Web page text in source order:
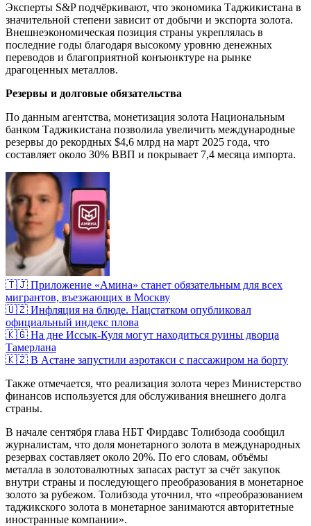
Эксперты S&P подчёркивают, что экономика Таджикистана в
значительной степени зависит от добычи и экспорта золота.
Внешнеэкономическая позиция страны укреплялась в
последние годы благодаря высокому уровню денежных
переводов и благоприятной конъюнктуре на рынке
драгоценных металлов.
Резервы и долговые обязательства
По данным агентства, монетизация золота Национальным
банком Таджикистана позволила увеличить международные
резервы до рекордных $4,6 млрд на март 2025 года, что
составляет около 30% ВВП и покрывает 7,4 месяца импорта.
🇹🇯 Приложение «Амина» станет обязательным для всех
мигрантов, въезжающих в Москву
🇺🇿 Инфляция на блюде. Нацстатком опубликовал
официальный индекс плова
🇰🇬 На дне Иссык-Куля могут находиться руины дворца
Тамерлана
🇰🇿 В Астане запустили аэротакси с пассажиром на борту
Также отмечается, что реализация золота через Министерство
финансов используется для обслуживания внешнего долга
страны.
В начале сентября глава НБТ Фирдавс Толибзода сообщил
журналистам, что доля монетарного золота в международных
резервах составляет около 20%. По его словам, объёмы
металла в золотовалютных запасах растут за счёт закупок
внутри страны и последующего преобразования в монетарное
золото за рубежом. Толибзода уточнил, что «преобразованием
таджикского золота в монетарное занимаются авторитетные
иностранные компании».